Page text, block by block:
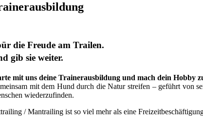
die Freude am Trailen.
gib sie weiter.
mit uns deine Trainerausbildung und mach dein Hobby
mit dem Hund durch die Natur streifen – geführt von
wiederzufinden.
/ Mantrailing ist so viel mehr als eine